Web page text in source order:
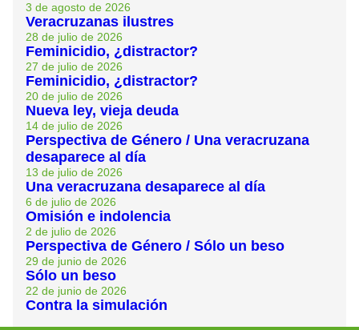
3 de agosto de 2026
Veracruzanas ilustres
28 de julio de 2026
Feminicidio, ¿distractor?
27 de julio de 2026
Feminicidio, ¿distractor?
20 de julio de 2026
Nueva ley, vieja deuda
14 de julio de 2026
Perspectiva de Género / Una veracruzana
desaparece al día
13 de julio de 2026
Una veracruzana desaparece al día
6 de julio de 2026
Omisión e indolencia
2 de julio de 2026
Perspectiva de Género / Sólo un beso
29 de junio de 2026
Sólo un beso
22 de junio de 2026
Contra la simulación